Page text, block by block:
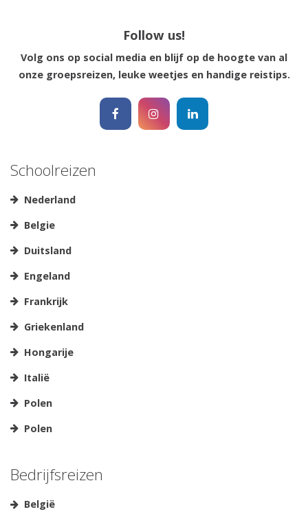
Follow us!
Volg ons op social media en blijf op de hoogte van al
onze groepsreizen, leuke weetjes en handige reistips.
Schoolreizen
Nederland
Belgie
Duitsland
Engeland
Frankrijk
Griekenland
Hongarije
Italië
Polen
Polen
Bedrijfsreizen
België